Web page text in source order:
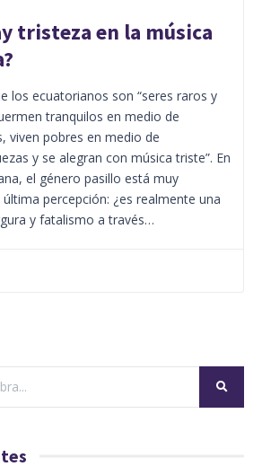
tristeza en la música
los ecuatorianos son “seres raros y
tranquilos en medio de
viven pobres en medio de
y se alegran con música triste”. En
el género pasillo está muy
percepción: ¿es realmente una
y fatalismo a través…